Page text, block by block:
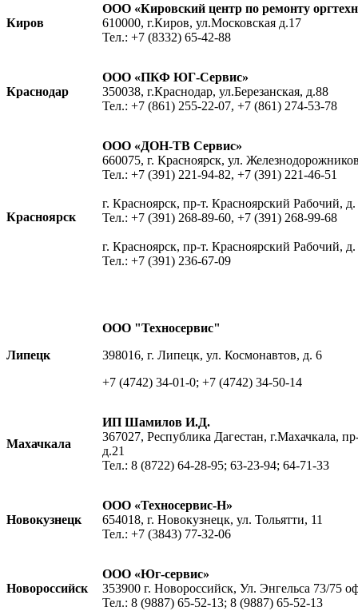
Киров
ООО «Кировский центр по ремонту
610000, г.Киров, ул.Московская д.17
Тел.: +7 (8332) 65-42-88
Краснодар
ООО «ПКФ ЮГ-Сервис»
350038, г.Краснодар, ул.Березанская, д.88
Тел.: +7 (861) 255-22-07, +7 (861) 274-53-78
Красноярск
ООО «ДОН-ТВ Сервис»
660075, г. Красноярск, ул.
Тел.: +7 (391) 221-94-82, +7 (391) 221-46-51
г. Красноярск, пр-т. Красноярский Рабочий, д.
Тел.: +7 (391) 268-89-60, +7 (391) 268-99-68
г. Красноярск, пр-т. Красноярский Рабочий,
Тел.: +7 (391) 236-67-09
Липецк
ООО "Техносервис"
398016, г. Липецк, ул. Космонавтов, д. 6
+7 (4742) 34-01-0; +7 (4742) 34-50-14
Махачкала
ИП Шамилов И.Д.
367027, Республика Дагестан, г.Махачкала,
д.21
Тел.: 8 (8722) 64-28-95; 63-23-94; 64-71-33
Новокузнецк
ООО «Техносервис-Н»
654018, г. Новокузнецк, ул. Тольятти, 11
Тел.: +7 (3843) 77-32-06
Новороссийск
ООО «Юг-сервис»
353900 г. Новороссийск, Ул. Энгельса 73/75
Тел.: 8 (9887) 65-52-13; 8 (9887) 65-52-13